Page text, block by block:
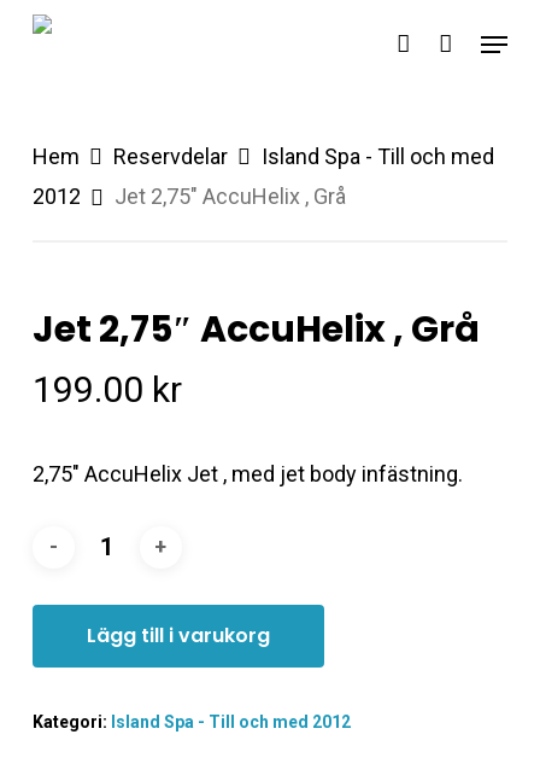
Skip
account
Menu
Hem Reservdelar
Island Spa - Till och med
2012
Jet 2,75″ AccuHelix , Grå
Jet 2,75″ AccuHelix , Grå
199.00 kr
2,75″ AccuHelix Jet , med jet body infästning.
Lägg till i varukorg
Kategori: Island Spa - Till och med 2012